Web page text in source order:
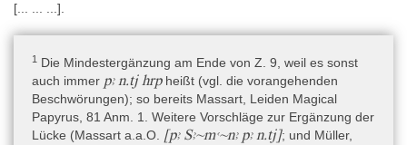
[... ... ...].
1 Die Mindestergänzung am Ende von Z. 9, weil es sonst
auch immer pꜣ n.tj hrpheißt (vgl. die vorangehenden
Beschwörungen); so bereits Massart, Leiden Magical
Papyrus, 81 Anm. 1. Weitere Vorschläge zur Ergänzung der
Lücke (Massart a.a.O. [pꜣ Sꜣ~mꜥ~nꜣ pꜣ n.tj]; und Müller,